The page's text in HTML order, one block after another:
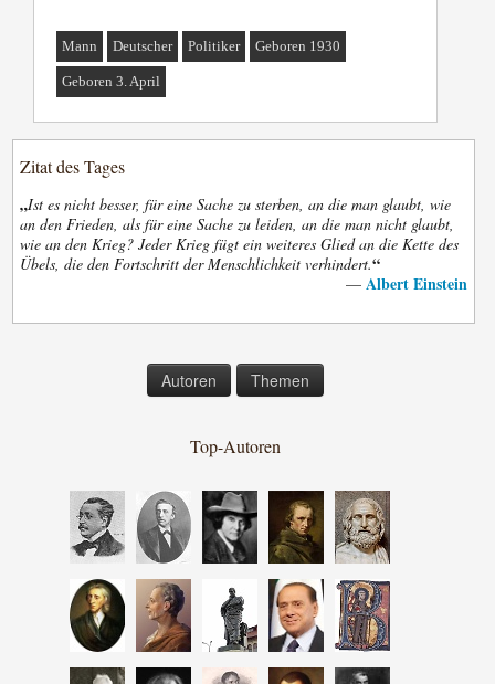
Mann Deutscher Politiker Geboren 1930
Geboren 3. April
Zitat des Tages
„Ist es nicht besser, für eine Sache zu sterben, an die man glaubt, wie
an den Frieden, als für eine Sache zu leiden, an die man nicht glaubt,
wie an den Krieg? Jeder Krieg fügt ein weiteres Glied an die Kette des
Übels, die den Fortschritt der Menschlichkeit verhindert.“
— Albert Einstein
Autoren Themen
Top-Autoren